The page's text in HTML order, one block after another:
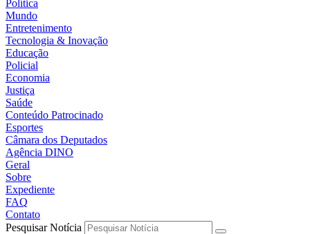
Política
Mundo
Entretenimento
Tecnologia & Inovação
Educação
Policial
Economia
Justiça
Saúde
Conteúdo Patrocinado
Esportes
Câmara dos Deputados
Agência DINO
Geral
Sobre
Expediente
FAQ
Contato
Pesquisar Notícia